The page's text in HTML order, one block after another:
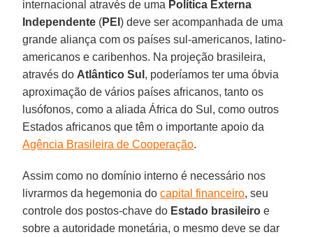
internacional através de uma Política Externa
Independente (PEI) deve ser acompanhada de uma
grande aliança com os países sul-americanos, latino-
americanos e caribenhos. Na projeção brasileira,
através do Atlântico Sul , poderíamos ter uma óbvia
aproximação de vários países africanos, tanto os
lusófonos, como a aliada África do Sul, como outros
Estados africanos que têm o importante apoio da
Agência Brasileira de Cooperação.
Assim como no domínio interno é necessário nos
livrarmos da hegemonia docapital financeiro, seu
controle dos postos-chave do Estado brasileiro e
sobre a autoridade monetária, o mesmo deve se dar